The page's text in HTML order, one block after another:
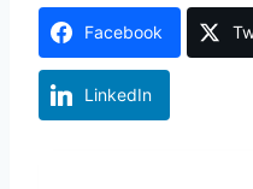
Facebook
LinkedIn